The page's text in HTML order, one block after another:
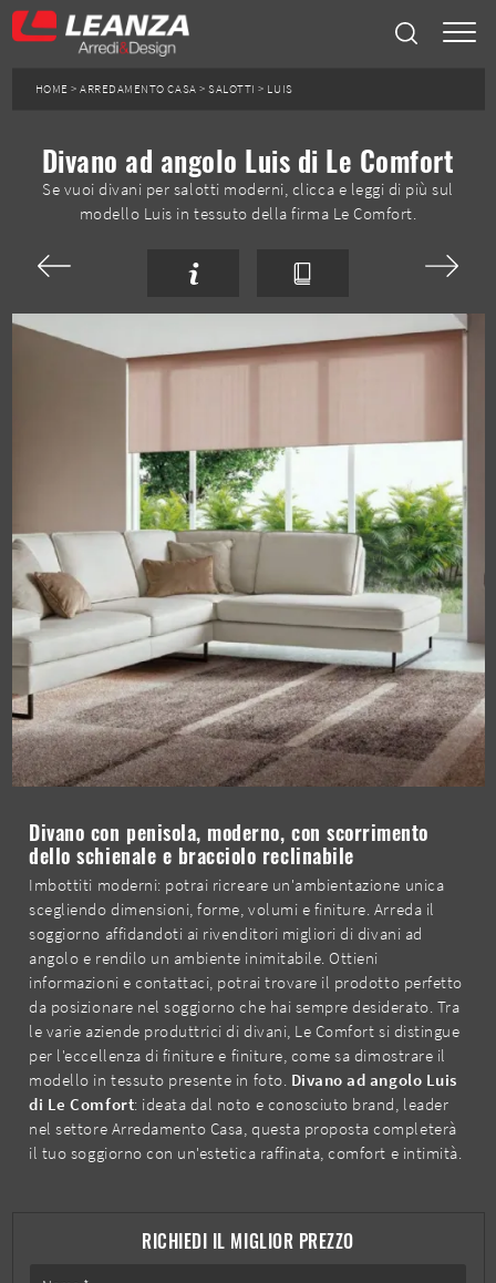
HOME >ARREDAMENTO CASA >SALOTTI > LUIS
Divano ad angolo Luis di Le Comfort
Se vuoi divani per salotti moderni, clicca e leggi di più sul
modello Luis in tessuto della firma Le Comfort.
RICHIEDI IL MIGLIOR PREZZO
Divano con penisola, moderno, con scorrimento
dello schienale e bracciolo reclinabile
Imbottiti moderni: potrai ricreare un'ambientazione unica
scegliendo dimensioni, forme, volumi e finiture. Arreda il
soggiorno affidandoti ai rivenditori migliori di divani ad
angolo e rendilo un ambiente inimitabile. Ottieni
informazioni e contattaci, potrai trovare il prodotto perfetto
da posizionare nel soggiorno che hai sempre desiderato. Tra
le varie aziende produttrici di divani, Le Comfort si distingue
per l'eccellenza di finiture e finiture, come sa dimostrare il
modello in tessuto presente in foto. Divano ad angolo Luis
di Le Comfort: ideata dal noto e conosciuto brand, leader
nel settore Arredamento Casa, questa proposta completerà
il tuo soggiorno con un'estetica raffinata, comfort e intimità.